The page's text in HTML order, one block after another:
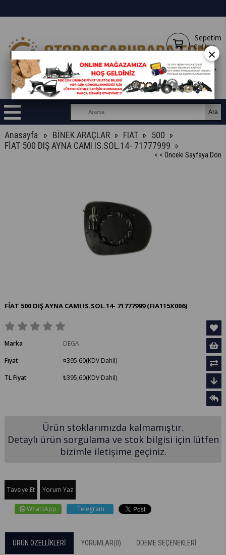
Sepetim
0 Ürün
Anasayfa BİNEK ARAÇLAR FIAT
500
FİAT 500 DIŞ AYNA CAMI IS.SOL.14- 71777999
< < Önceki Sayfaya Dön
FİAT 500 DIŞ AYNA CAMI IS.SOL.14- 71777999(FIA115X006)
Marka
DEGA
Fiyat
¤395.60(KDV Dahil)
TL Fiyat
₺395,60(KDV Dahil)
Ürün stoklarımızda kalmamıştır.
Detaylı ürün sorgulama ve stok bilgisi için lütfen
bizimle iletişime geçiniz.
Tavsiye Et Yorum Yaz
WhatsApp Telegram
ÜRÜN ÖZELLIKLERI YORUMLAR(0) ÖDEME SEÇENEKLERI
×